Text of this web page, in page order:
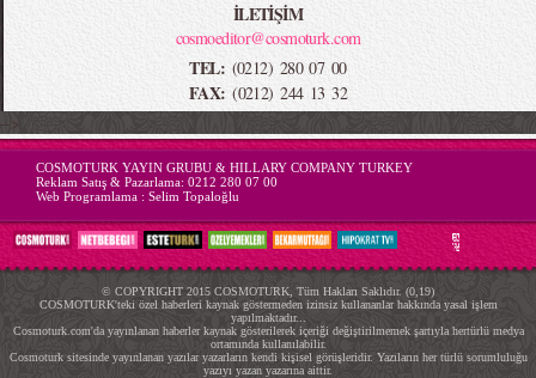
İLETİŞİM
cosmoeditor@cosmoturk.com
TEL: (0212) 280 07 00
FAX: (0212) 244 13 32
-->
COSMOTURK YAYIN GRUBU & HILLARY COMPANY TURKEY
Reklam Satış & Pazarlama: 0212 280 07 00
Web Programlama : Selim Topaloğlu
© COPYRIGHT 2015 COSMOTURK, Tüm Hakları Saklıdır. (0,19)
COSMOTURK'teki özel haberleri kaynak göstermeden izinsiz kullananlar hakkında yasal işlem
yapılmaktadır...
Cosmoturk.com'da yayınlanan haberler kaynak gösterilerek içeriği değiştirilmemek şartıyla hertürlü medya
ortamında kullanılabilir.
Cosmoturk sitesinde yayınlanan yazılar yazarların kendi kişisel görüşleridir. Yazıların her türlü sorumluluğu
yazıyı yazan yazarına aittir.